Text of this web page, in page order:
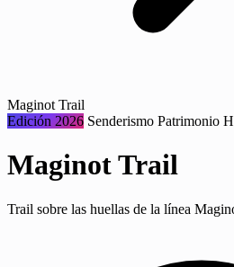
Maginot Trail
Edición 2026 Senderismo Patrimonio
Maginot Trail
Trail sobre las huellas de la línea